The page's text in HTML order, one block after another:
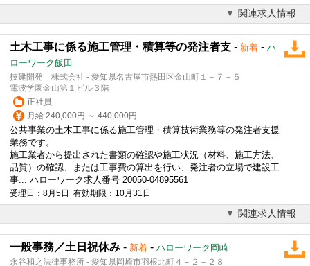
関連求人情報
土木工事に係る施工管理・積算等の発注者支 - 新着 - ハ
ローワーク飯田
技建開発 株式会社 - 愛知県名古屋市熱田区金山町１－７－５
電波学園金山第１ビル３階
正社員
月給 240,000円 ～ 440,000円
公共事業の土木工事に係る施工管理・積算技術業務等の発注者支援
業務です。
施工業者から提出された書類の確認や施工状況（材料、施工方法、
品質）の確認、または工事費の算出を行い、発注者の立場で建設工
事... ハローワーク求人番号 20050-04895561
受理日：8月5日 有効期限：10月31日
関連求人情報
一般事務／土日祝休み - 新着 - ハローワーク岡崎
永谷和之法律事務所 - 愛知県岡崎市羽根北町４－２－２８